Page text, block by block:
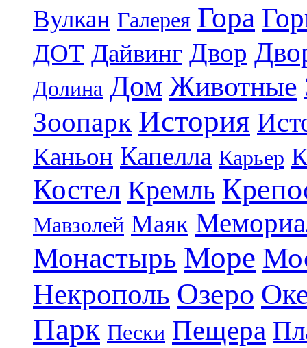
Вулкан Галерея Гора
ДОТ Дайвинг Двор
Долина Дом Животные
Зоопарк История
Каньон Капелла Карьер
Костел Кремль
Мавзолей Маяк
Монастырь Море
Некрополь Озеро
Парк Пески Пещера